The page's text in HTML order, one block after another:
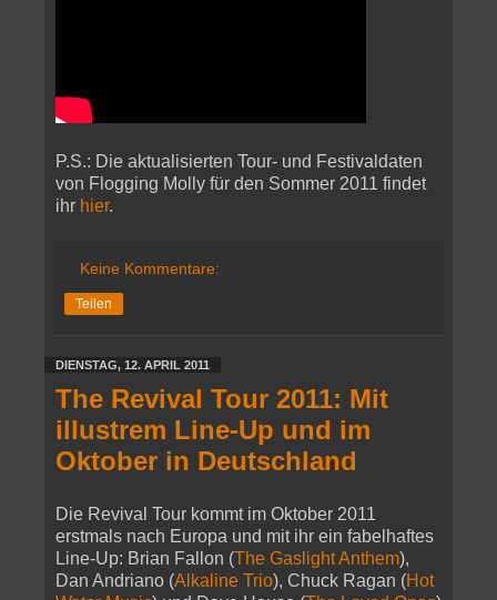
P.S.: Die aktualisierten Tour- und Festivaldaten
von Flogging Molly für den Sommer 2011 findet
ihr hier.
Keine Kommentare:
Teilen
DIENSTAG, 12. APRIL 2011
The Revival Tour 2011: Mit
illustrem Line-Up und im
Oktober in Deutschland
Die Revival Tour kommt im Oktober 2011
erstmals nach Europa und mit ihr ein fabelhaftes
Line-Up: Brian Fallon (The Gaslight Anthem),
Dan Andriano (Alkaline Trio), Chuck Ragan (Hot